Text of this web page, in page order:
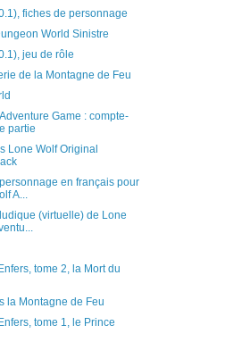
fiches de personnage
World Sinistre
jeu de rôle
de la Montagne de Feu
Game : compte-
partie
Lone Wolf Original
en français pour
A...
(virtuelle) de Lone
tome 2, la Mort du
la Montagne de Feu
tome 1, le Prince